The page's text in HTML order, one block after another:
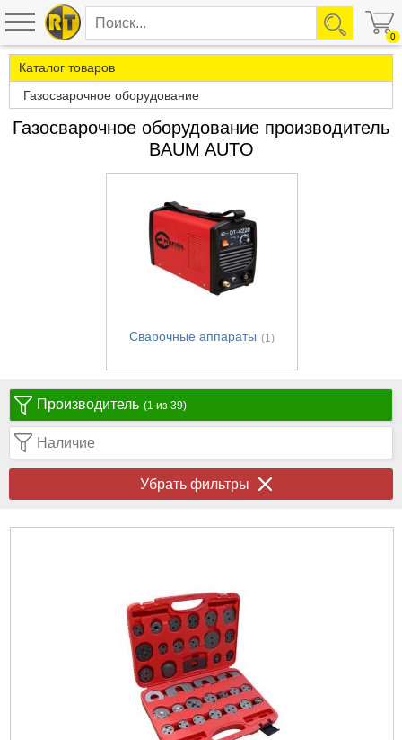
0
Каталог товаров
Газосварочное оборудование
Газосварочное оборудование производитель
BAUM AUTO
Сварочные аппараты (1)
Производитель (1 из 39)
Наличие
Убрать фильтры